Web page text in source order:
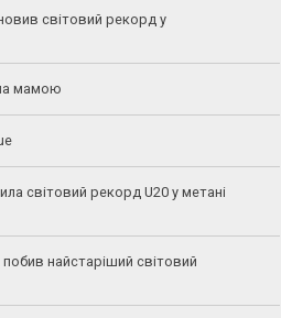
світовий рекорд у
мамою
світовий рекорд U20 у метані
найстаріший світовий